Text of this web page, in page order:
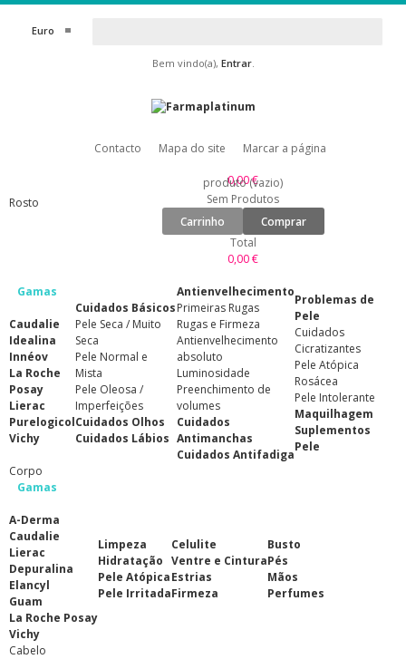
Euro
Bem vindo(a), Entrar.
Contacto Mapa do site Marcar a página
0,00 €
produto (vazio)
Sem Produtos
Carrinho
Comprar
Total
0,00 €
Rosto
Gamas
Caudalie
Idealina
Innéov
La Roche
Posay
Lierac
Purelogicol
Vichy
Cuidados Básicos
Pele Seca / Muito
Seca
Pele Normal e
Mista
Pele Oleosa /
Imperfeições
Cuidados Olhos
Cuidados Lábios
Antienvelhecimento
Primeiras Rugas
Rugas e Firmeza
Antienvelhecimento
absoluto
Luminosidade
Preenchimento de
volumes
Cuidados
Antimanchas
Cuidados Antifadiga
Problemas de
Pele
Cuidados
Cicratizantes
Pele Atópica
Rosácea
Pele Intolerante
Maquilhagem
Suplementos
Pele
Corpo
Gamas
A-Derma
Caudalie
Lierac
Depuralina
Elancyl
Guam
La Roche Posay
Vichy
Limpeza
Hidratação
Pele Atópica
Pele Irritada
Celulite
Ventre e Cintura
Estrias
Firmeza
Busto
Pés
Mãos
Perfumes
Cabelo